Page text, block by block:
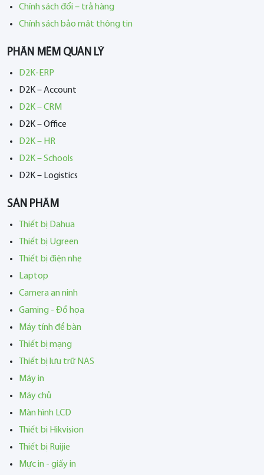
Chính sách đổi – trả hàng
Chính sách bảo mật thông tin
PHẦN MỀM QUẢN LÝ
D2K-ERP
D2K – Account
D2K – CRM
D2K – Office
D2K – HR
D2K – Schools
D2K – Logistics
SẢN PHẨM
Thiết bị Dahua
Thiết bị Ugreen
Thiết bị điện nhẹ
Laptop
Camera an ninh
Gaming - Đồ họa
Máy tính để bàn
Thiết bị mạng
Thiết bị lưu trữ NAS
Máy in
Máy chủ
Màn hình LCD
Thiết bị Hikvision
Thiết bị Ruijie
Mực in - giấy in